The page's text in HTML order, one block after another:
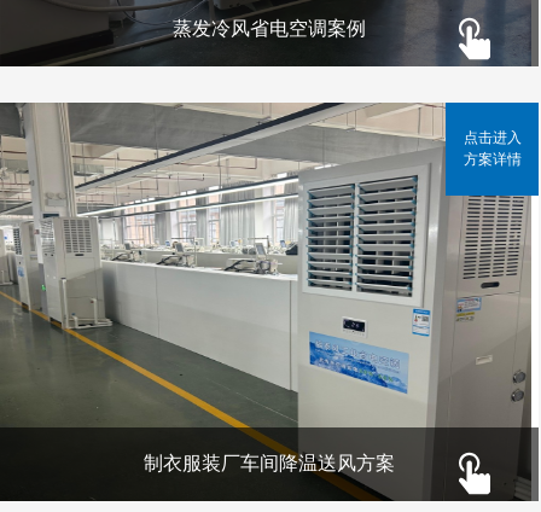
蒸发冷风省电空调案例
制衣服装厂车间降温送风方案
点击进入
方案详情